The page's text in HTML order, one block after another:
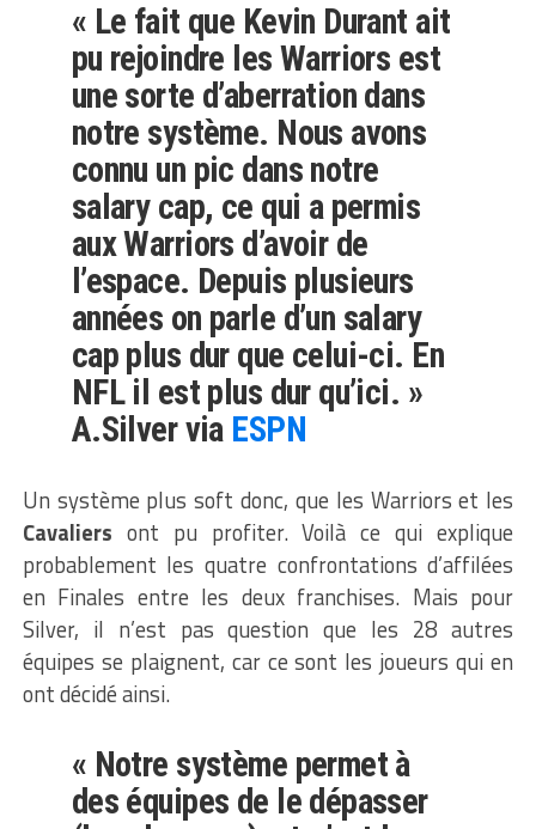
« Le fait que Kevin Durant ait
pu rejoindre les Warriors est
une sorte d’aberration dans
notre système. Nous avons
connu un pic dans notre
salary cap, ce qui a permis
aux Warriors d’avoir de
l’espace. Depuis plusieurs
années on parle d’un salary
cap plus dur que celui-ci. En
NFL il est plus dur qu’ici. »
A.Silver via ESPN
Un système plus soft donc, que les Warriors et les
Cavaliers ont pu profiter. Voilà ce qui explique
probablement les quatre confrontations d’affilées
en Finales entre les deux franchises. Mais pour
Silver, il n’est pas question que les 28 autres
équipes se plaignent, car ce sont les joueurs qui en
ont décidé ainsi.
« Notre système permet à
des équipes de le dépasser